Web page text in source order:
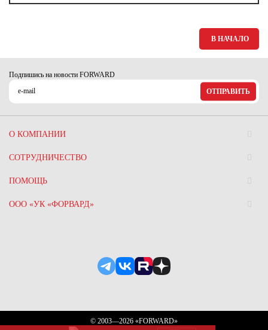
В НАЧАЛО
Подпишись на новости FORWARD
ОТПРАВИТЬ
О КОМПАНИИ
СОТРУДНИЧЕСТВО
ПОМОЩЬ
ООО «УК «ФОРВАРД»
© 2003—2026 «FORWARD»